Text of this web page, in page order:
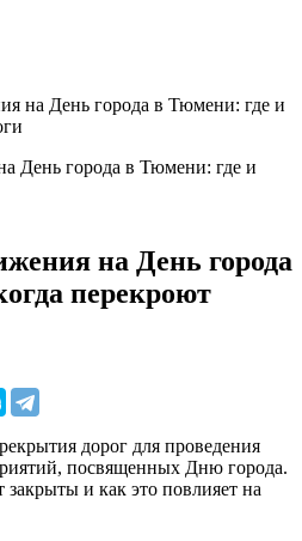
на День города в Тюмени: где и
на День города
перекроют
дорог для проведения
посвященных Дню города.
закрыты и как это повлияет на